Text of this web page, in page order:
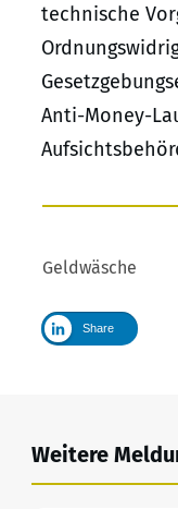
technische
Anti-Money-
Geldwäsche
Share
Weitere